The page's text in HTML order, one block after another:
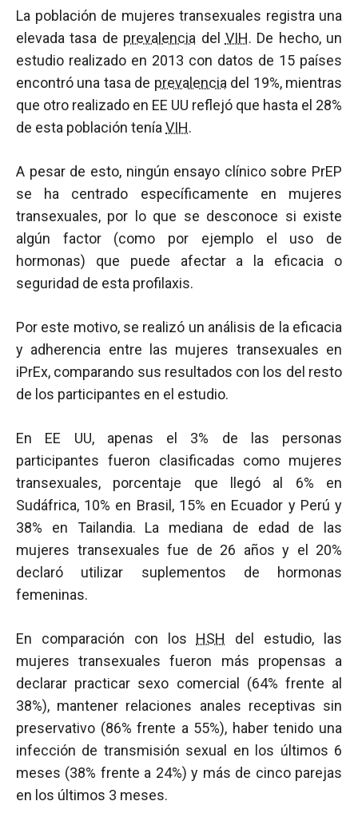
La población de mujeres transexuales registra una
elevada tasa de prevalencia del VIH. De hecho, un
estudio realizado en 2013 con datos de 15 países
encontró una tasa de prevalencia del 19%, mientras
que otro realizado en EE UU reflejó que hasta el 28%
de esta población tenía VIH.
A pesar de esto, ningún ensayo clínico sobre PrEP
se ha centrado específicamente en mujeres
transexuales, por lo que se desconoce si existe
algún factor (como por ejemplo el uso de
hormonas) que puede afectar a la eficacia o
seguridad de esta profilaxis.
Por este motivo, se realizó un análisis de la eficacia
y adherencia entre las mujeres transexuales en
iPrEx, comparando sus resultados con los del resto
de los participantes en el estudio.
En EE UU, apenas el 3% de las personas
participantes fueron clasificadas como mujeres
transexuales, porcentaje que llegó al 6% en
Sudáfrica, 10% en Brasil, 15% en Ecuador y Perú y
38% en Tailandia. La mediana de edad de las
mujeres transexuales fue de 26 años y el 20%
declaró utilizar suplementos de hormonas
femeninas.
En comparación con los HSH
del estudio, las
mujeres transexuales fueron más propensas a
declarar practicar sexo comercial (64% frente al
38%), mantener relaciones anales receptivas sin
preservativo (86% frente a 55%), haber tenido una
infección de transmisión sexual en los últimos 6
meses (38% frente a 24%) y más de cinco parejas
en los últimos 3 meses.